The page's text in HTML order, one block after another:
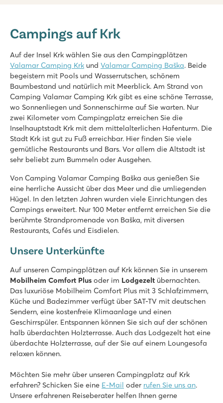
Kroatien - Kroatische Inseln - Krk - Krk
Schönes Schwimmbad mit tollem Wasserspielplatz
Unsere Mobilheime liegen nahe des Schwimmbads
Das kleine Dorf Krk ist nur 5 Minuten entfernt
Campings auf Krk
Auf der Insel Krk wählen Sie aus den Campingplätzen
Valamar Camping Krk und Valamar Camping Baška. Beide
begeistern mit Pools und Wasserrutschen, schönem
Baumbestand und natürlich mit Meerblick. Am Strand von
Camping Valamar Camping Krk gibt es eine schöne Terrasse,
wo Sonnenliegen und Sonnenschirme auf Sie warten. Nur
zwei Kilometer vom Campingplatz erreichen Sie die
Inselhauptstadt Krk mit dem mittelalterlichen Hafenturm. Die
Stadt Krk ist gut zu Fuß erreichbar. Hier finden Sie viele
gemütliche Restaurants und Bars. Vor allem die Altstadt ist
sehr beliebt zum Bummeln oder Ausgehen.
Von Camping Valamar Camping Baška aus genießen Sie
eine herrliche Aussicht über das Meer und die umliegenden
Hügel. In den letzten Jahren wurden viele Einrichtungen des
Campings erweitert. Nur 100 Meter entfernt erreichen Sie die
berühmte Strandpromenade von Baška, mit diversen
Restaurants, Cafés und Eisdielen.
Unsere Unterkünfte
Auf unseren Campingplätzen auf Krk können Sie in unserem
Mobilheim Comfort Plus oder im Lodgezelt übernachten.
Das luxuriöse Mobilheim Comfort Plus mit 3 Schlafzimmern,
Küche und Badezimmer verfügt über SAT-TV mit deutschen
Sendern, eine kostenfreie Klimaanlage und einen
Geschirrspüler. Entspannen können Sie sich auf der schönen
halb überdachten Holzterrasse. Auch das Lodgezelt hat eine
überdachte Holzterrasse, auf der Sie auf einem Loungesofa
relaxen können.
Möchten Sie mehr über unseren Campingplatz auf Krk
erfahren? Schicken Sie eine E-Mail oder rufen Sie uns an.
Unsere erfahrenen Reiseberater helfen Ihnen gerne